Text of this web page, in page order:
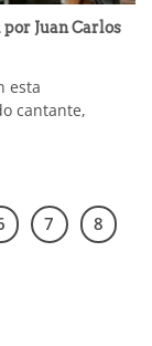
por Juan Carlos
esta
cantante,
7
8